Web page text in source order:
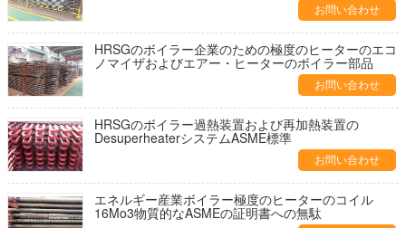
お問い合わせ
HRSGのボイラー企業のための極度のヒーターのエコ
ノマイザおよびエアー・ヒーターのボイラー部品
お問い合わせ
HRSGのボイラー過熱装置および再加熱装置の
DesuperheaterシステムASME標準
お問い合わせ
エネルギー産業ボイラー極度のヒーターのコイル
16Mo3物質的なASMEの証明書への無駄